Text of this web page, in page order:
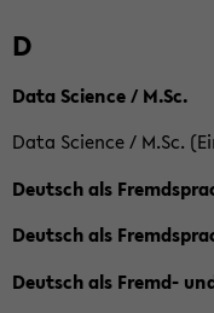
D
Data Science / M.Sc.
Data Science / M.Sc.
Deutsch als
Deutsch als
Deutsch als Fremd-